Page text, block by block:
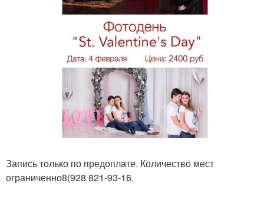
Запись только по предоплате. Количество мест
ограниченно8(928 821-93-16.